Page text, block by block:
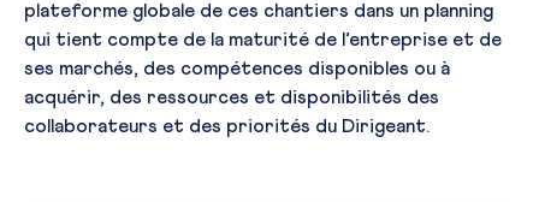
plateforme globale de ces chantiers dans un planning
qui tient compte de la maturité de l’entreprise et de
ses marchés, des compétences disponibles ou à
acquérir, des ressources et disponibilités des
collaborateurs et des priorités du Dirigeant.